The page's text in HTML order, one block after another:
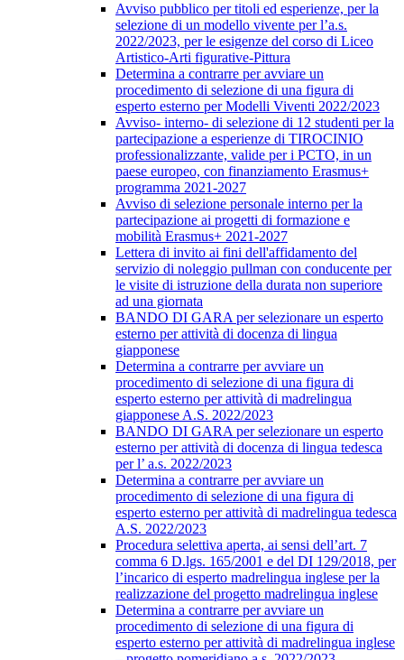
Avviso pubblico per titoli ed esperienze, per la
selezione di un modello vivente per l’a.s.
2022/2023, per le esigenze del corso di Liceo
Artistico-Arti figurative-Pittura
Determina a contrarre per avviare un
procedimento di selezione di una figura di
esperto esterno per Modelli Viventi 2022/2023
Avviso- interno- di selezione di 12 studenti per la
partecipazione a esperienze di TIROCINIO
professionalizzante, valide per i PCTO, in un
paese europeo, con finanziamento Erasmus+
programma 2021-2027
Avviso di selezione personale interno per la
partecipazione ai progetti di formazione e
mobilità Erasmus+ 2021-2027
Lettera di invito ai fini dell'affidamento del
servizio di noleggio pullman con conducente per
le visite di istruzione della durata non superiore
ad una giornata
BANDO DI GARA per selezionare un esperto
esterno per attività di docenza di lingua
giapponese
Determina a contrarre per avviare un
procedimento di selezione di una figura di
esperto esterno per attività di madrelingua
giapponese A.S. 2022/2023
BANDO DI GARA per selezionare un esperto
esterno per attività di docenza di lingua tedesca
per l’ a.s. 2022/2023
Determina a contrarre per avviare un
procedimento di selezione di una figura di
esperto esterno per attività di madrelingua tedesca
A.S. 2022/2023
Procedura selettiva aperta, ai sensi dell’art. 7
comma 6 D.lgs. 165/2001 e del DI 129/2018, per
l’incarico di esperto madrelingua inglese per la
realizzazione del progetto madrelingua inglese
Determina a contrarre per avviare un
procedimento di selezione di una figura di
esperto esterno per attività di madrelingua inglese